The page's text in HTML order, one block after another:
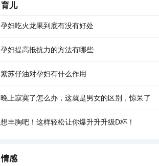
育儿
孕妇吃火龙果到底有没有好处
孕妇提高抵抗力的方法有哪些
紫苏仔油对孕妇有什么作用
晚上寂寞了怎么办，这就是男女的区别，惊呆了
想丰胸吧！这样轻松让你爆升升升级D杯！
情感